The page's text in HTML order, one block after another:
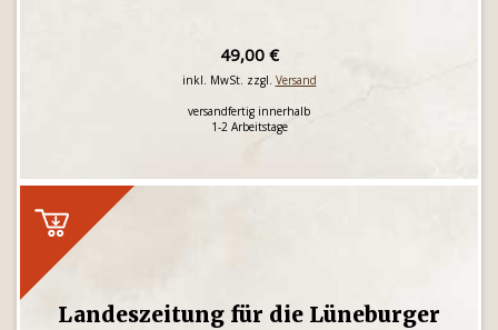
49,00 €
inkl. MwSt. zzgl. Versand
versandfertig innerhalb
1-2 Arbeitstage
Landeszeitung für die Lüneburger